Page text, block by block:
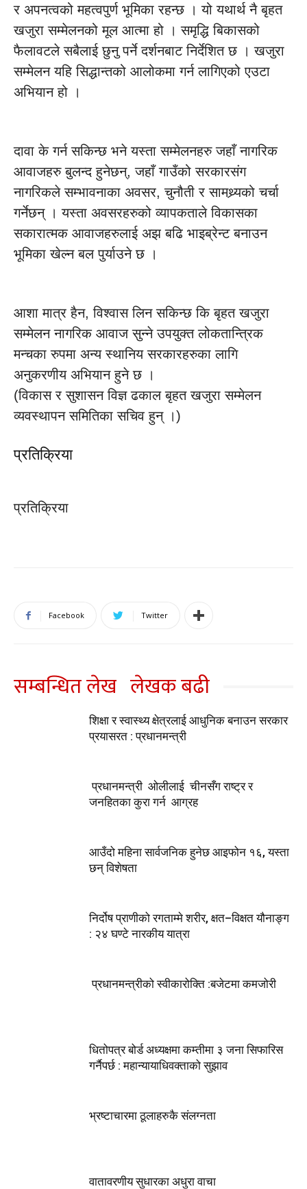
र अपनत्वको महत्वपुर्ण भूमिका रहन्छ । यो यथार्थ नै बृहत
खजुरा सम्मेलनको मूल आत्मा हो । समृद्धि बिकासको
फैलावटले सबैलाई छुनु पर्ने दर्शनबाट निर्देशित छ । खजुरा
सम्मेलन यहि सिद्धान्तको आलोकमा गर्न लागिएको एउटा
अभियान हो ।
दावा के गर्न सकिन्छ भने यस्ता सम्मेलनहरु जहाँ नागरिक
आवाजहरु बुलन्द हुनेछन्, जहाँ गाउँको सरकारसंग
नागरिकले सम्भावनाका अवसर, चुनौती र सामथ्र्यको चर्चा
गर्नेछन् । यस्ता अवसरहरुको व्यापकताले विकासका
सकारात्मक आवाजहरुलाई अझ बढि भाइब्रेन्ट बनाउन
भूमिका खेल्न बल पुर्याउने छ ।
आशा मात्र हैन, विश्वास लिन सकिन्छ कि बृहत खजुरा
सम्मेलन नागरिक आवाज सुन्ने उपयुक्त लोकतान्त्रिक
मन्चका रुपमा अन्य स्थानिय सरकारहरुका लागि
अनुकरणीय अभियान हुने छ ।
(विकास र सुशासन विज्ञ ढकाल बृहत खजुरा सम्मेलन
व्यवस्थापन समितिका सचिव हुन् ।)
प्रतिक्रिया
प्रतिक्रिया
Facebook Twitter
सम्बन्धित लेख लेखक बढी
शिक्षा र स्वास्थ्य क्षेत्रलाई आधुनिक बनाउन सरकार
प्रयासरत : प्रधानमन्त्री
प्रधानमन्त्री ओलीलाई चीनसँग राष्ट्र र
जनहितका कुरा गर्न आग्रह
आउँदो महिना सार्वजनिक हुनेछ आइफोन १६, यस्ता
छन् विशेषता
निर्दोष प्राणीको रगताम्मे शरीर, क्षत–विक्षत यौनाङ्ग
: २४ घण्टे नारकीय यात्रा
प्रधानमन्त्रीको स्वीकारोक्ति :बजेटमा कमजोरी
धितोपत्र बोर्ड अध्यक्षमा कम्तीमा ३ जना सिफारिस
गर्नैपर्छ : महान्यायाधिवक्ताको सुझाव
भ्रष्टाचारमा ठूलाहरुकै संलग्नता
वातावरणीय सुधारका अधुरा वाचा